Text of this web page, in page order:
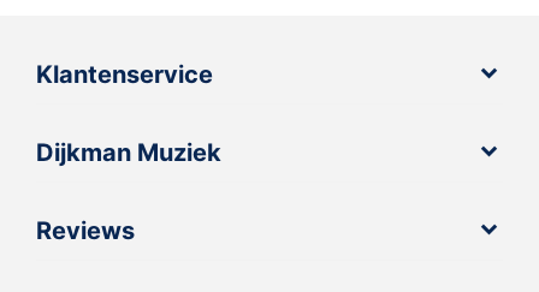
Klantenservice
Dijkman Muziek
Reviews